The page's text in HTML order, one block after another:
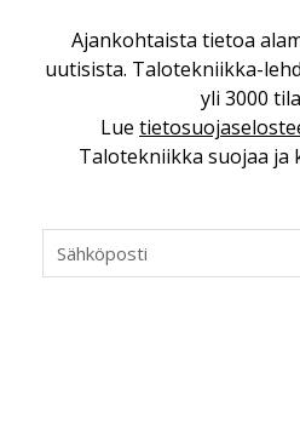
Ajankohtaista tietoa
uutisista. Talotekniikka-
yli 3000
Lue
Talotekniikka suojaa ja